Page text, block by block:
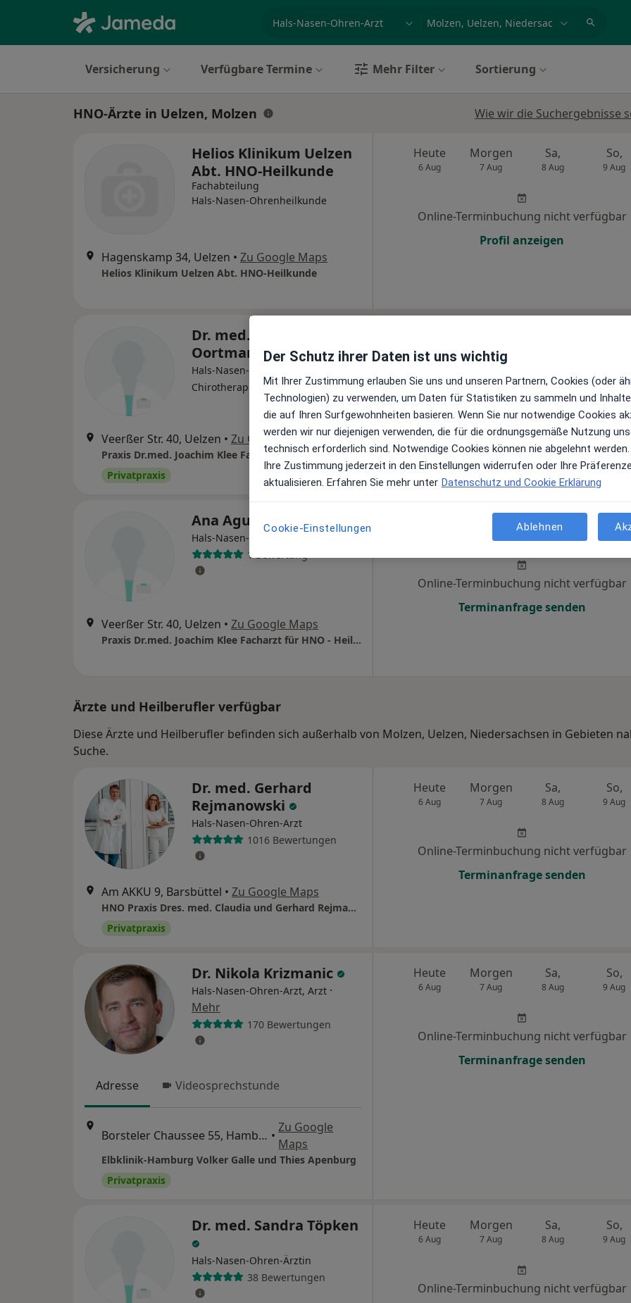
Versicherung Verfügbare Termine Mehr Filter Sortierung
HNO-Ärzte in Uelzen, Molzen Wie wir die Suchergebnisse
Helios Klinikum Uelzen
Abt. HNO-Heilkunde
Fachabteilung
Hals-Nasen-Ohrenheilkunde
Hagenskamp 34, Uelzen • Zu Google Maps
Helios Klinikum Uelzen Abt. HNO-Heilkunde
Heute
6 Aug
Morgen
7 Aug
Sa,
8 Aug
So,
9 Aug
Online-Terminbuchung nicht verfügbar
Profil anzeigen
Dr. med. Werner
Oortmann
Hals-Nasen-Ohren-Arzt,
Chirotherapeut
Veerßer Str. 40, Uelzen • Zu Google Maps
Praxis Dr.med. Joachim Klee Facharzt für HNO - Heilkunde
Privatpraxis
6 Aug 7 Aug
Online-Terminbuchung nicht verfügbar
Terminanfrage senden
Ana Aguirre-Fierek
Hals-Nasen-Ohren-Ärztin
1 Bewertung
Veerßer Str. 40, Uelzen • Zu Google Maps
Praxis Dr.med. Joachim Klee Facharzt für HNO - Heilkunde
8 Aug
So,
9 Aug
Online-Terminbuchung nicht verfügbar
Terminanfrage senden
Ärzte und Heilberufler verfügbar
Diese Ärzte und Heilberufler befinden sich außerhalb von Molzen, Uelzen, Niedersachsen in Gebieten
Suche.
Dr. med. Gerhard
Rejmanowski
Hals-Nasen-Ohren-Arzt
1016 Bewertungen
Am AKKU 9, Barsbüttel • Zu Google Maps
HNO Praxis Dres. med. Claudia und Gerhard Rejmanowski Praxis für Selbstzahler und Privatpatienten
Privatpraxis
Heute
6 Aug
Morgen
7 Aug
Sa,
8 Aug
So,
9 Aug
Online-Terminbuchung nicht verfügbar
Terminanfrage senden
Dr. Nikola Krizmanic
Hals-Nasen-Ohren-Arzt, Arzt ·
Mehr
170 Bewertungen
Adresse Videosprechstunde
Borsteler Chaussee 55, Hamburg •
Zu Google
Maps
Elbklinik-Hamburg Volker Galle und Thies Apenburg
Privatpraxis
Heute
6 Aug
Morgen
7 Aug
Sa,
8 Aug
So,
9 Aug
Online-Terminbuchung nicht verfügbar
Terminanfrage senden
Dr. med. Sandra Töpken
Hals-Nasen-Ohren-Ärztin
38 Bewertungen
Heute
6 Aug
Morgen
7 Aug
Sa,
8 Aug
So,
9 Aug
Online-Terminbuchung nicht verfügbar
Der Schutz ihrer Daten ist uns wichtig
Mit Ihrer Zustimmung erlauben Sie uns und unseren Partnern, Cookies (oder
Technologien) zu verwenden, um Daten für Statistiken zu sammeln und
die auf Ihren Surfgewohnheiten basieren. Wenn Sie nur notwendige Cookies
werden wir nur diejenigen verwenden, die für die ordnungsgemäße Nutzung
technisch erforderlich sind. Notwendige Cookies können nie abgelehnt werden.
Ihre Zustimmung jederzeit in den Einstellungen widerrufen oder Ihre
aktualisieren. Erfahren Sie mehr unter Datenschutz und Cookie Erklärung
Cookie-Einstellungen Ablehnen